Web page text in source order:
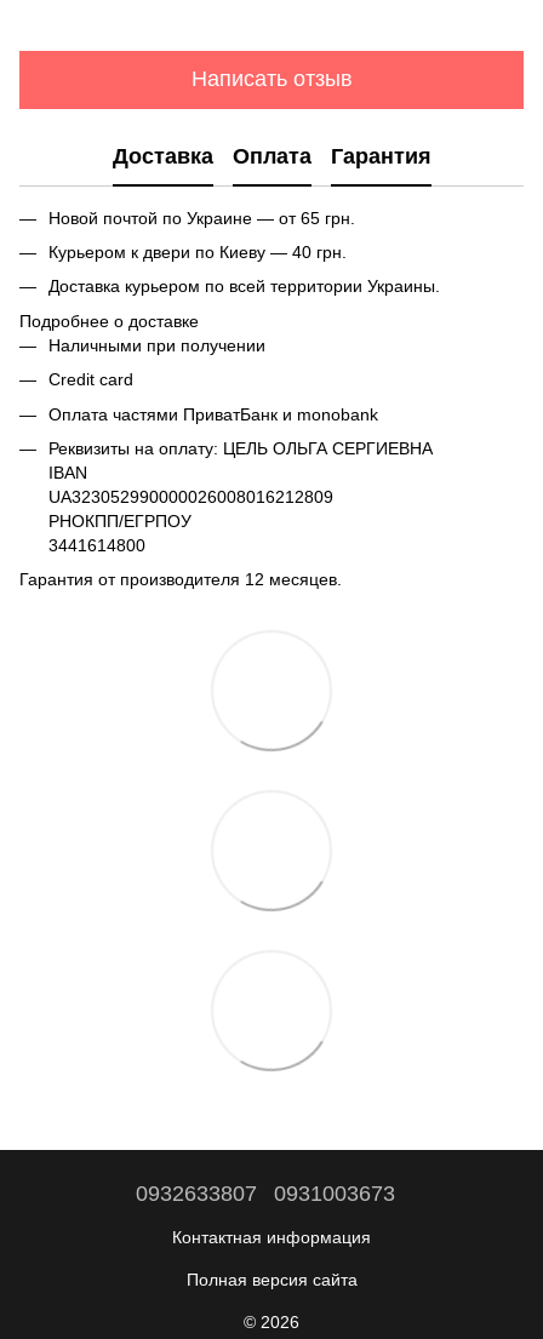
Написать отзыв
Доставка Оплата Гарантия
Новой почтой по Украине — от 65 грн.
Курьером к двери по Киеву — 40 грн.
Доставка курьером по всей территории Украины.
Подробнее о доставке
Наличными при получении
Credit card
Оплата частями ПриватБанк и monobank
Реквизиты на оплату: ЦЕЛЬ ОЛЬГА СЕРГИЕВНА
IBAN
UA323052990000026008016212809
РНОКПП/ЕГРПОУ
3441614800
Гарантия от производителя 12 месяцев.
0932633807 0931003673
Контактная информация
Полная версия сайта
© 2026